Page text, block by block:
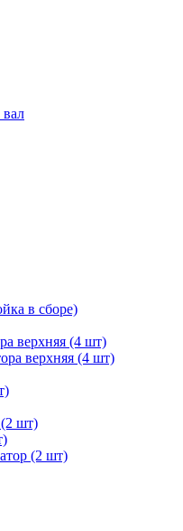
в сборе)
верхняя (4 шт)
верхняя (4 шт)
(2 шт)
(2 шт)